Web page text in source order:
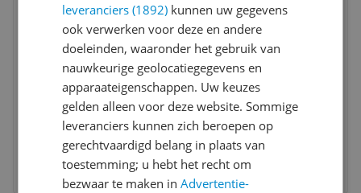
Transcend DrivePro 620 Dual Dashcam
64GB
v.a. € 209,45
2 prijzen
Ga naar goedkoopste
leveranciers (1892) kunnen uw gegevens
ook verwerken voor deze en andere
doeleinden, waaronder het gebruik van
nauwkeurige geolocatiegegevens en
apparaateigenschappen. Uw keuzes
gelden alleen voor deze website. Sommige
leveranciers kunnen zich beroepen op
gerechtvaardigd belang in plaats van
toestemming; u hebt het recht om
bezwaar te maken inAdvertentie-